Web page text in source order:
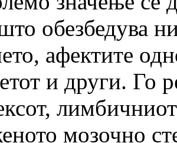
обезбедува
афектите
и други. Го
мозочно